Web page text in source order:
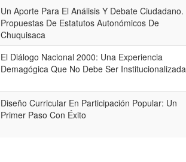
Un Aporte Para El Análisis Y Debate Ciudadano.
Propuestas De Estatutos Autonómicos De
Chuquisaca
El Diálogo Nacional 2000: Una Experiencia
Demagógica Que No Debe Ser Institucionalizada
Diseño Curricular En Participación Popular: Un
Primer Paso Con Éxito